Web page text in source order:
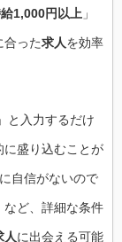
1,000円以上 」
合った求人を効率
」と入力するだけ
に盛り込むことが
に自信がないので
など、詳細な条件
人に出会える可能